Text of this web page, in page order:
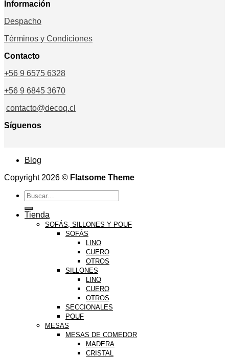
Información
Despacho
Términos y Condiciones
Contacto
+56 9 6575 6328
+56 9 6845 3670
contacto@decoq.cl
Síguenos
Blog
Copyright 2026 © Flatsome Theme
Buscar
por:
Tienda
SOFÁS, SILLONES Y POUF
SOFÁS
LINO
CUERO
OTROS
SILLONES
LINO
CUERO
OTROS
SECCIONALES
POUF
MESAS
MESAS DE COMEDOR
MADERA
CRISTAL